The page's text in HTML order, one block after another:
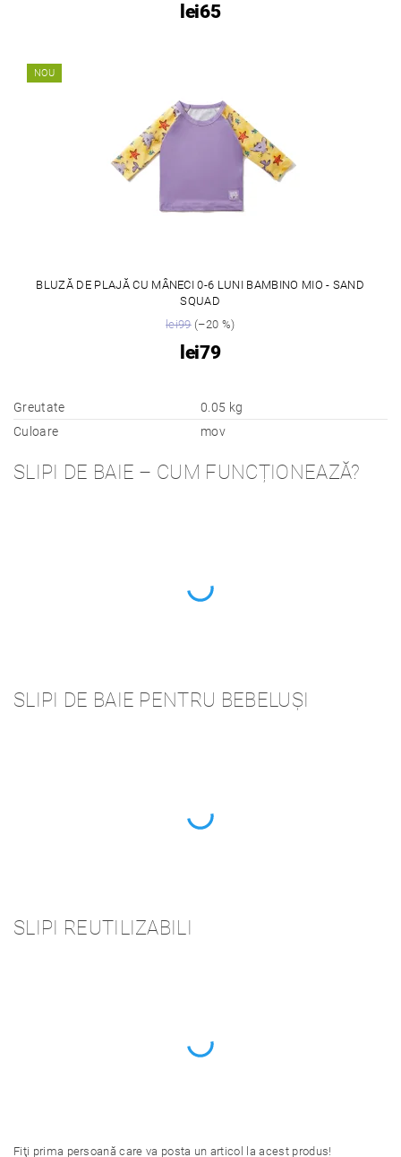
lei65
NOU
BLUZĂ DE PLAJĂ CU MÂNECI 0-6 LUNI BAMBINO MIO - SAND
SQUAD
lei99(–20 %)
lei79
Greutate
0.05 kg
Culoare
mov
SLIPI DE BAIE – CUM FUNCȚIONEAZĂ?
SLIPI DE BAIE PENTRU BEBELUȘI
SLIPI REUTILIZABILI
Fiţi prima persoană care va posta un articol la acest produs!